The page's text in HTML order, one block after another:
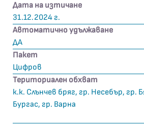
Дата на изтичане
31.12.2024 г.
Автоматично удължаване
ДА
Пакет
Цифров
Териториален обхват
к.к. Слънчев бряг, гр. Несебър, гр.
Бургас, гр. Варна